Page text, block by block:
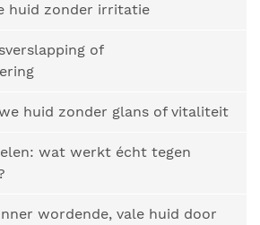
huid zonder irritatie
of
huid zonder glans of vitaliteit
wat werkt écht tegen
wordende, vale huid door